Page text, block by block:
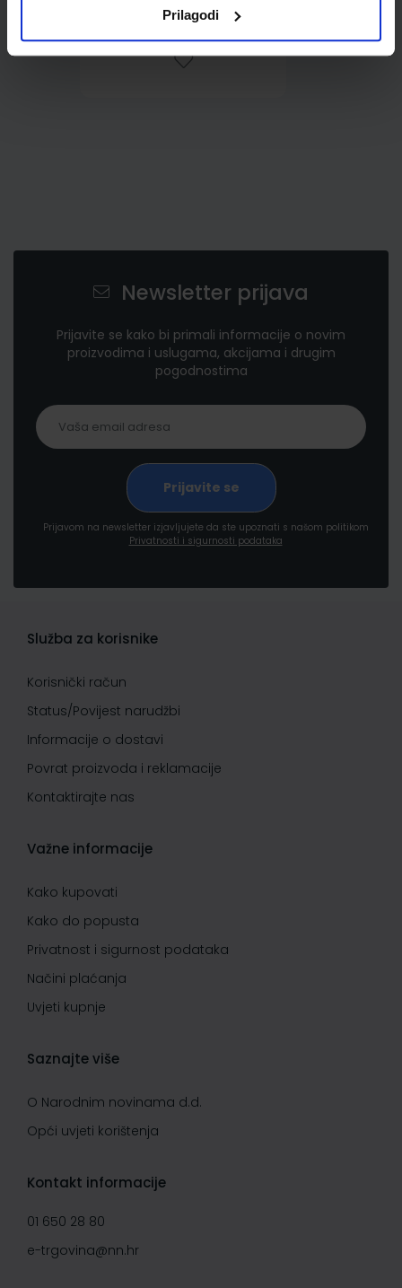
Prilagodi
Newsletter prijava
Prijavite se kako bi primali informacije o novim
proizvodima i uslugama, akcijama i drugim
pogodnostima
Prijavom na newsletter izjavljujete da ste upoznati s našom politikom
Privatnosti i sigurnosti podataka
Služba za korisnike
Korisnički račun
Status/Povijest narudžbi
Informacije o dostavi
Povrat proizvoda i reklamacije
Kontaktirajte nas
Važne informacije
Kako kupovati
Kako do popusta
Privatnost i sigurnost podataka
Načini plaćanja
Uvjeti kupnje
Saznajte više
O Narodnim novinama d.d.
Opći uvjeti korištenja
Kontakt informacije
01 650 28 80
e-trgovina@nn.hr